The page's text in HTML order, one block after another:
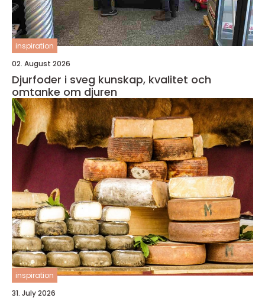
inspiration
02. August 2026
Djurfoder i sveg kunskap, kvalitet och
omtanke om djuren
inspiration
31. July 2026